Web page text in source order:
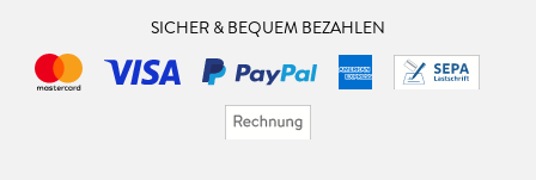
SICHER & BEQUEM BEZAHLEN